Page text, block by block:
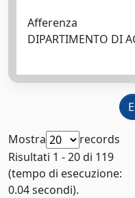
Afferenza
DIPARTIMENTO DI
Mostra
records
Risultati 1 - 20 di 119
(tempo di esecuzione:
0.04 secondi).